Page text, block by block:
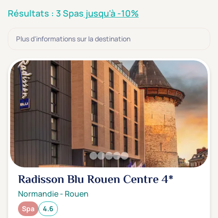
Note de nos clients
Excellent: 4+
(0)
Très bien: 3.5+
(0)
Envie de
Bord de mer
(0)
(3)
Montagne
(0)
Campagne
Résultats : 3 Spas jusqu'à -10%
Plus d'informations sur la destination
Radisson Blu Rouen Centre4*
Normandie- Rouen
Spa 4.6